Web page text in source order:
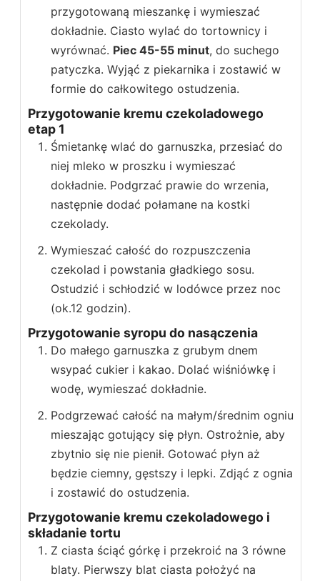
przygotowaną mieszankę i wymieszać
dokładnie. Ciasto wylać do tortownicy i
wyrównać. Piec 45-55 minut, do suchego
patyczka. Wyjąć z piekarnika i zostawić w
formie do całkowitego ostudzenia.
Przygotowanie kremu czekoladowego
etap 1
Śmietankę wlać do garnuszka, przesiać do
niej mleko w proszku i wymieszać
dokładnie. Podgrzać prawie do wrzenia,
następnie dodać połamane na kostki
czekolady.
Wymieszać całość do rozpuszczenia
czekolad i powstania gładkiego sosu.
Ostudzić i schłodzić w lodówce przez noc
(ok.12 godzin).
Przygotowanie syropu do nasączenia
Do małego garnuszka z grubym dnem
wsypać cukier i kakao. Dolać wiśniówkę i
wodę, wymieszać dokładnie.
Podgrzewać całość na małym/średnim ogniu
mieszając gotujący się płyn. Ostrożnie, aby
zbytnio się nie pienił. Gotować płyn aż
będzie ciemny, gęstszy i lepki. Zdjąć z ognia
i zostawić do ostudzenia.
Przygotowanie kremu czekoladowego i
składanie tortu
Z ciasta ściąć górkę i przekroić na 3 równe
blaty. Pierwszy blat ciasta położyć na